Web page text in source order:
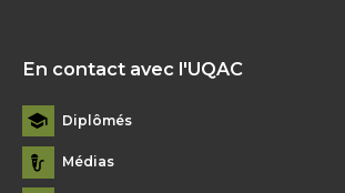
En contact avec l'UQAC
Diplômés
Médias